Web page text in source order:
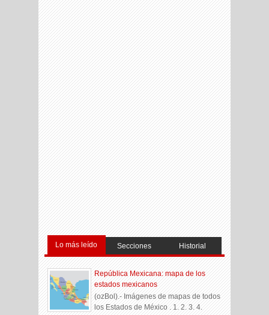
Lo más leído Secciones Historial
República Mexicana: mapa de los
estados mexicanos
(ozBol).- Imágenes de mapas de todos
los Estados de México . 1. 2. 3. 4.